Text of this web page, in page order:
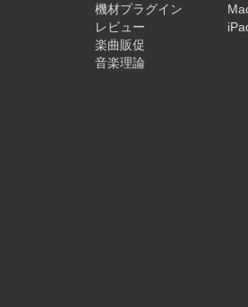
機材プラグイン
レビュー
楽曲販促
音楽理論